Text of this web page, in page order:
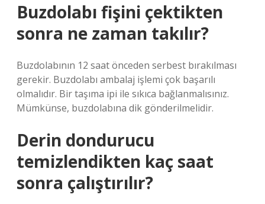
Buzdolabı fişini çektikten
sonra ne zaman takılır?
Buzdolabının 12 saat önceden serbest bırakılması
gerekir. Buzdolabı ambalaj işlemi çok başarılı
olmalıdır. Bir taşıma ipi ile sıkıca bağlanmalısınız.
Mümkünse, buzdolabına dik gönderilmelidir.
Derin dondurucu
temizlendikten kaç saat
sonra çalıştırılır?